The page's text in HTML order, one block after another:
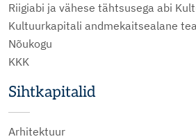
Riigiabi ja vähese tähtsusega abi
Kultuurkapitali andmekaitsealane
Nõukogu
KKK
Sihtkapitalid
Arhitektuur